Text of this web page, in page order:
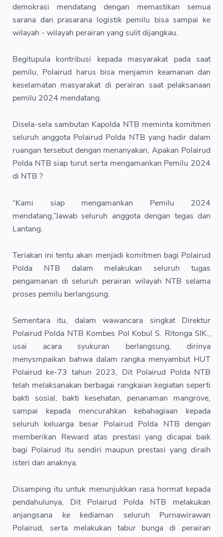
demokrasi mendatang dengan memastikan semua
sarana dan prasarana logistik pemilu bisa sampai ke
wilayah - wilayah perairan yang sulit dijangkau.
Begitupula kontribusi kepada masyarakat pada saat
pemilu, Polairud harus bisa menjamin keamanan dan
keselamatan masyarakat di perairan saat pelaksanaan
pemilu 2024 mendatang.
Disela-sela sambutan Kapolda NTB meminta komitmen
seluruh anggota Polairud Polda NTB yang hadir dalam
ruangan tersebut dengan menanyakan, Apakan Polairud
Polda NTB siap turut serta mengamankan Pemilu 2024
di NTB ?
“Kami siap mengamankan Pemilu 2024
mendatang,”Jawab seluruh anggota dengan tegas dan
Lantang.
Teriakan ini tentu akan menjadi komitmen bagi Polairud
Polda NTB dalam melakukan seluruh tugas
pengamanan di seluruh perairan wilayah NTB selama
proses pemilu berlangsung.
Sementara itu, dalam wawancara singkat Direktur
Polairud Polda NTB Kombes Pol Kobul S. Ritonga SIK.,
usai acara syukuran berlangsung, dirinya
menysmpaikan bahwa dalam rangka menyambut HUT
Polairud ke-73 tahun 2023, Dit Polairud Polda NTB
telah melaksanakan berbagai rangkaian kegiatan seperti
bakti sosial, bakti kesehatan, penanaman mangrove,
sampai kepada mencurahkan kebahagiaan kepada
seluruh keluarga besar Polairud Polda NTB dengan
memberikan Reward atas prestasi yang dicapai baik
bagi Polairud itu sendiri maupun prestasi yang diraih
isteri dan anaknya.
Disamping itu untuk menunjukkan rasa hormat kepada
pendahulunya, Dit Polairud Polda NTB melakukan
anjangsana ke kediaman seluruh Purnawirawan
Polairud, serta melakukan tabur bunga di perairan